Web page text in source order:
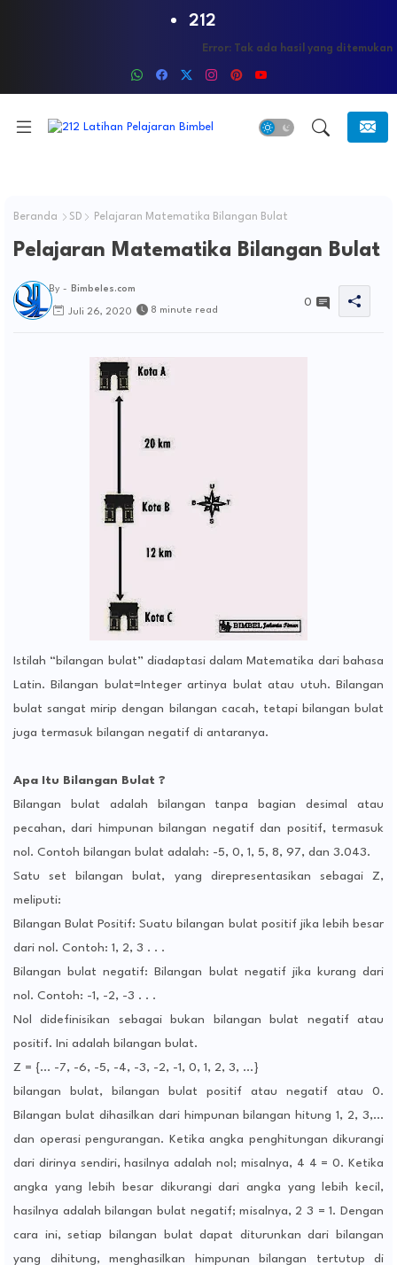
212
Error: Tak ada hasil yang ditemukan
Beranda SD Pelajaran Matematika Bilangan Bulat
Pelajaran Matematika Bilangan Bulat
By - Bimbeles.com
Juli 26, 2020 8 minute read
0
Istilah “bilangan bulat” diadaptasi dalam Matematika dari bahasa
Latin. Bilangan bulat=Integer artinya bulat atau utuh. Bilangan
bulat sangat mirip dengan bilangan cacah, tetapi bilangan bulat
juga termasuk bilangan negatif di antaranya.
Apa Itu Bilangan Bulat ?
Bilangan bulat adalah bilangan tanpa bagian desimal atau
pecahan, dari himpunan bilangan negatif dan positif, termasuk
nol. Contoh bilangan bulat adalah: -5, 0, 1, 5, 8, 97, dan 3.043.
Satu set bilangan bulat, yang direpresentasikan sebagai Z,
meliputi:
Bilangan Bulat Positif: Suatu bilangan bulat positif jika lebih besar
dari nol. Contoh: 1, 2, 3 . . .
Bilangan bulat negatif: Bilangan bulat negatif jika kurang dari
nol. Contoh: -1, -2, -3 . . .
Nol didefinisikan sebagai bukan bilangan bulat negatif atau
positif. Ini adalah bilangan bulat.
Z = {... -7, -6, -5, -4, -3, -2, -1, 0, 1, 2, 3, ...}
bilangan bulat, bilangan bulat positif atau negatif atau 0.
Bilangan bulat dihasilkan dari himpunan bilangan hitung 1, 2, 3,…
dan operasi pengurangan. Ketika angka penghitungan dikurangi
dari dirinya sendiri, hasilnya adalah nol; misalnya, 4 4 = 0. Ketika
angka yang lebih besar dikurangi dari angka yang lebih kecil,
hasilnya adalah bilangan bulat negatif; misalnya, 2 3 = 1. Dengan
cara ini, setiap bilangan bulat dapat diturunkan dari bilangan
yang dihitung, menghasilkan himpunan bilangan tertutup di